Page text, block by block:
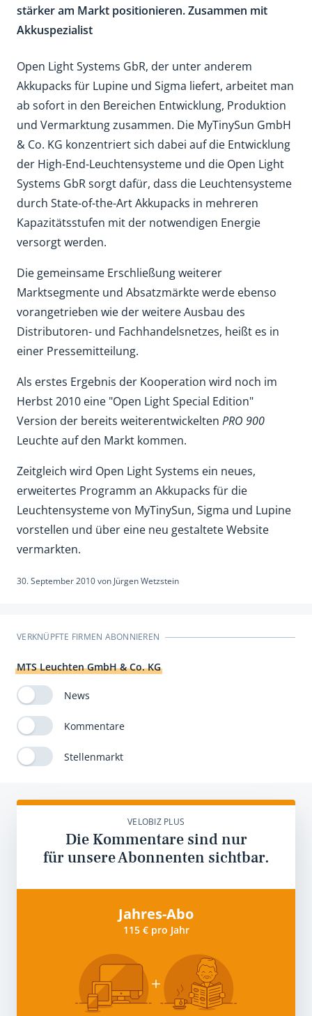
stärker am Markt positionieren. Zusammen mit
Akkuspezialist
Open Light Systems GbR, der unter anderem
Akkupacks für Lupine und Sigma liefert, arbeitet man
ab sofort in den Bereichen Entwicklung, Produktion
und Vermarktung zusammen. Die MyTinySun GmbH
& Co. KG konzentriert sich dabei auf die Entwicklung
der High-End-Leuchtensysteme und die Open Light
Systems GbR sorgt dafür, dass die Leuchtensysteme
durch State-of-the-Art Akkupacks in mehreren
Kapazitätsstufen mit der notwendigen Energie
versorgt werden.
Die gemeinsame Erschließung weiterer
Marktsegmente und Absatzmärkte werde ebenso
vorangetrieben wie der weitere Ausbau des
Distributoren- und Fachhandelsnetzes, heißt es in
einer Pressemitteilung.
Als erstes Ergebnis der Kooperation wird noch im
Herbst 2010 eine "Open Light Special Edition"
Version der bereits weiterentwickelten PRO 900
Leuchte auf den Markt kommen.
Zeitgleich wird Open Light Systems ein neues,
erweitertes Programm an Akkupacks für die
Leuchtensysteme von MyTinySun, Sigma und Lupine
vorstellen und über eine neu gestaltete Website
vermarkten.
30. September 2010von Jürgen Wetzstein
VERKNÜPFTE FIRMEN ABONNIEREN
MTS Leuchten GmbH & Co. KG
News
Kommentare
Stellenmarkt
VELOBIZ PLUS
Die Kommentare sind nur
für unsere Abonnenten sichtbar.
Jahres-Abo
115 € pro Jahr